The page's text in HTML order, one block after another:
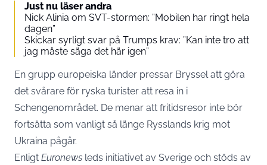
Just nu läser andra
Nick Alinia om SVT-stormen: ”Mobilen har ringt hela
dagen”
Skickar syrligt svar på Trumps krav: ”Kan inte tro att
jag måste säga det här igen”
En grupp europeiska länder pressar Bryssel att göra
det svårare för ryska turister att resa in i
Schengenområdet. De menar att fritidsresor inte bör
fortsätta som vanligt så länge Rysslands krig mot
Ukraina pågår.
Enligt Euronews leds initiativet av Sverige och stöds av